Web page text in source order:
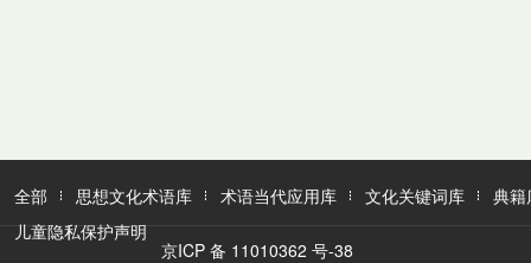
全部 思想文化术语库 术语当代应用库 文化关键词库
典籍
儿童隐私保护声明
京ICP 备 11010362 号-38